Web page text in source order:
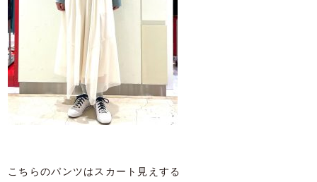
こちらのパンツはスカート見えする